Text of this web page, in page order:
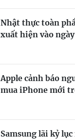
Nhật thực toàn
xuất hiện vào
Apple cảnh báo
mua iPhone mới
Samsung lãi kỷ